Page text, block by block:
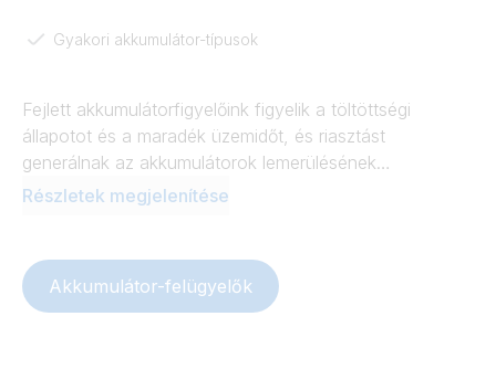
Gyakori akkumulátor-típusok
Fejlett akkumulátorfigyelőink figyelik a töltöttségi
állapotot és a maradék üzemidőt, és riasztást
generálnak az akkumulátorok lemerülésének
megelőzése érdekében. Kompatibilisek minden gyakori
alkalmaznak. Hozzájárulnak a jobb „akkumulátor-
egészséghez”, és az akkumulátor-feszültség és -
Részletek megjelenítése
Akkumulátor-felügyelők